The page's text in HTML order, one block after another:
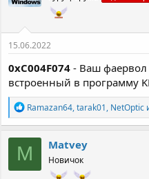
т
м
ы
а
15.06.2022
0xC004F074 - Ваш
встроенный в программу
Р
е
а
к
ц
и
и
Ramazan64,tarak01, NetOptic
M Matvey
Новичок